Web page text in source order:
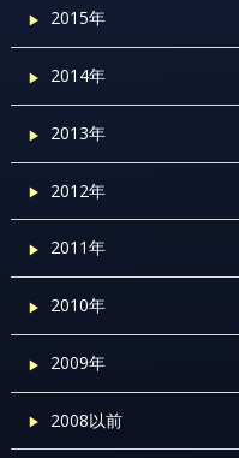
2015年
2014年
2013年
2012年
2011年
2010年
2009年
2008以前